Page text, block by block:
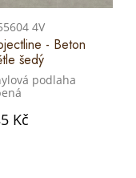
4V
- Beton
šedý
podlaha
Kč